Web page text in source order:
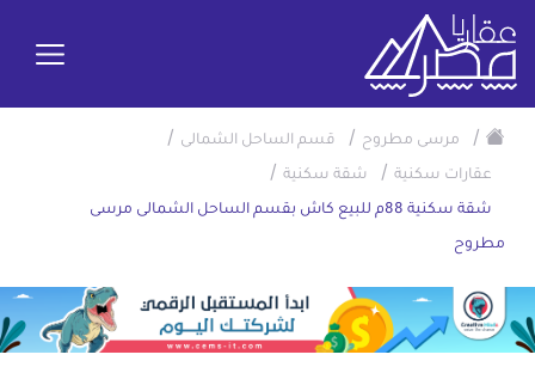
/ مرسى مطروح / قسم الساحل الشمالى /
عقارات سكنية / شقة سكنية /
شقة سكنية 88م للبيع كاش بقسم الساحل الشمالى مرسى
مطروح